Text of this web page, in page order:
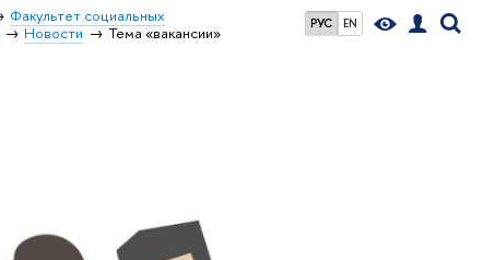
РУС EN
Факультет социальных
Новости Тема «вакансии»